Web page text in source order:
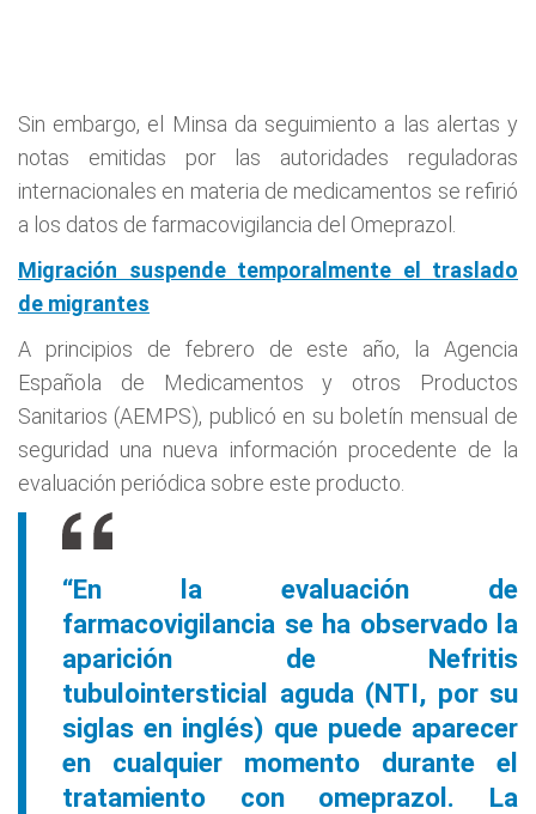
Sin embargo, el Minsa da seguimiento a las alertas y
notas emitidas por las autoridades reguladoras
internacionales en materia de medicamentos se refirió
a los datos de farmacovigilancia del Omeprazol.
Migración suspende temporalmente el traslado
de migrantes
A principios de febrero de este año, la Agencia
Española de Medicamentos y otros Productos
Sanitarios (AEMPS), publicó en su boletín mensual de
seguridad una nueva información procedente de la
evaluación periódica sobre este producto.
“En la evaluación de
farmacovigilancia se ha observado la
aparición de Nefritis
tubulointersticial aguda (NTI, por su
siglas en inglés) que puede aparecer
en cualquier momento durante el
tratamiento con omeprazol. La